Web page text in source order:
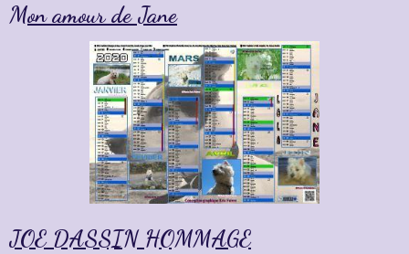
Mon amour de Jane
JOE DASSIN HOMMAGE